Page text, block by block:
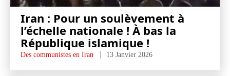
Iran : Pour un soulèvement à
l’échelle nationale ! À bas la
République islamique !
Des communistes en Iran 13 Janvier 2026